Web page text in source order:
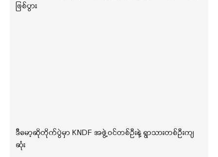
ဖြစ်ပွား
ဒီမော့ဆိုတိုက်ပွဲမှာ KNDF အဖွဲ့ဝင်တစ်ဦးနဲ့ ရွာသားတစ်ဦးကျ
ဆုံး